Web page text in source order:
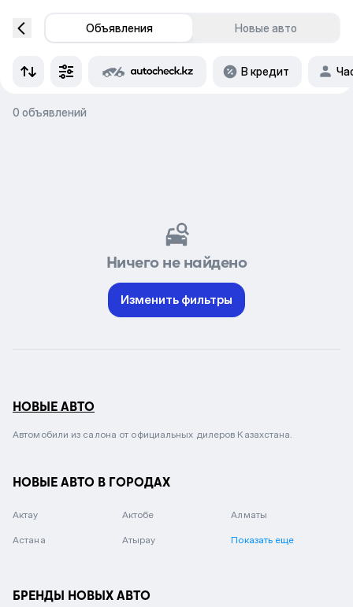
Объявления Новые авто
В кредит
0 объявлений
Ничего не найдено
Изменить фильтры
НОВЫЕ АВТО
Автомобили из салона от официальных дилеров Казахстана.
НОВЫЕ АВТО В ГОРОДАХ
Актау Актобе Алматы
Астана Атырау Показать еще
БРЕНДЫ НОВЫХ АВТО